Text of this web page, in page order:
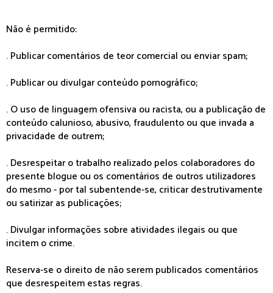
Não é permitido:
. Publicar comentários de teor comercial ou enviar spam;
. Publicar ou divulgar conteúdo pornográfico;
. O uso de linguagem ofensiva ou racista, ou a publicação de
conteúdo calunioso, abusivo, fraudulento ou que invada a
privacidade de outrem;
. Desrespeitar o trabalho realizado pelos colaboradores do
presente blogue ou os comentários de outros utilizadores
do mesmo - por tal subentende-se, criticar destrutivamente
ou satirizar as publicações;
. Divulgar informações sobre atividades ilegais ou que
incitem o crime.
Reserva-se o direito de não serem publicados comentários
que desrespeitem estas regras.